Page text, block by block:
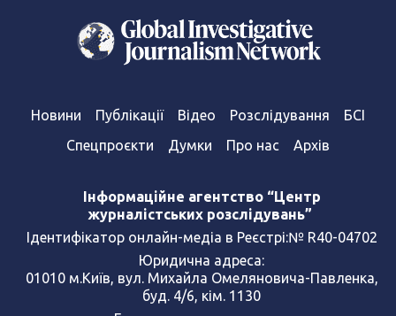
Новини Публікації Відео Розслідування
БСІ
Спецпроєкти
Думки Про нас Архів
Інформаційне агентство “Центр
журналістських розслідувань”
Ідентифікатор онлайн-медіа в Реєстрі:№ R40-04702
Юридична адреса:
01010 м.Київ, вул. Михайла Омеляновича-Павленка,
буд. 4/6, кім. 1130